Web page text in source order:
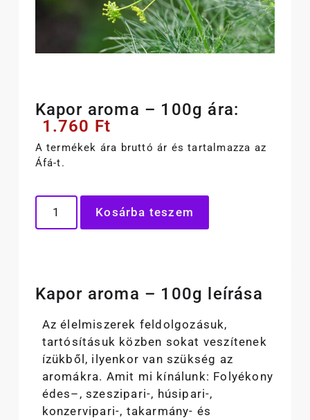
Kapor aroma – 100g ára:
1.760 Ft
A termékek ára bruttó ár és tartalmazza az
Áfá-t.
Kosárba teszem
Kapor aroma – 100g leírása
Az élelmiszerek feldolgozásuk,
tartósításuk közben sokat veszítenek
ízükből, ilyenkor van szükség az
aromákra. Amit mi kínálunk: Folyékony
édes–, szeszipari-, húsipari-,
konzervipari-, takarmány- és